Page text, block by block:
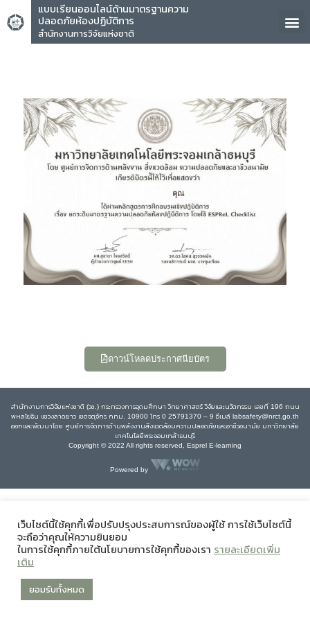
แบบเรียนออนไลน์ด้านมาตรฐานความ
ปลอดภัยห้องปฏิบัติการ
สำนักงานการวิจัยแห่งชาติ
คุณ
ดาวน์โหลดประกาศนียบัตร
สำนักงานการวิจัยแห่งชาติ (วช.) กระทรวงการอุดมศึกษา วิทยาศาสตร์ วิจัยและนวัตกรรม เลขที่ 196 ถนน
พหลโยธิน แขวงลาดยาว เขตจตุจักร กทม. 10900 โทร 0 25791370 – 9 อีเมล์ labsafety@nrct.go.th
ออกและพัฒนาโดย ศูนย์การจัดการด้านพลังงานสิ่งแวดล้อมความปลอดภัยและอาชีวอนามัย มหาวิทยาลัย
เทคโนโลยีพระจอมเกล้าธนบุรี
Copyright © 2022 All rights reserved, Esprel E-learning
Powered by
เว็บไซต์นี้ใช้คุกกี้เพื่อปรับปรุงประสบการณ์ของผู้ใช้ การใช้เว็บไซต์นี้
จะถือว่าคุณให้ความยินยอม
ในการใช้คุกกี้ภายใต้นโยบายการใช้คุกกี้ของเรา รายละเอียดเพิ่ม
เติม
ยอมรับทั้งหมด